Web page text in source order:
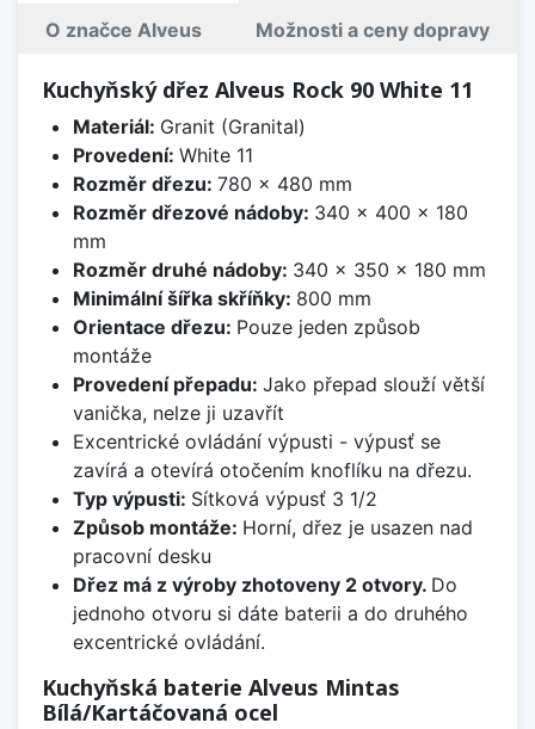
O značce Alveus Možnosti a ceny dopravy
Kuchyňský dřez Alveus Rock 90 White 11
Materiál: Granit (Granital)
Provedení: White 11
Rozměr dřezu: 780 x 480 mm
Rozměr dřezové nádoby: 340 x 400 x 180
mm
Rozměr druhé nádoby: 340 x 350 x 180 mm
Minimální šířka skříňky: 800 mm
Orientace dřezu: Pouze jeden způsob
montáže
Provedení přepadu: Jako přepad slouží větší
vanička, nelze ji uzavřít
Excentrické ovládání výpusti - výpusť se
zavírá a otevírá otočením knoflíku na dřezu.
Typ výpusti: Sítková výpusť 3 1/2
Způsob montáže: Horní, dřez je usazen nad
pracovní desku
Dřez má z výroby zhotoveny 2 otvory. Do
jednoho otvoru si dáte baterii a do druhého
excentrické ovládání.
Kuchyňská baterie Alveus Mintas
Bílá/Kartáčovaná ocel